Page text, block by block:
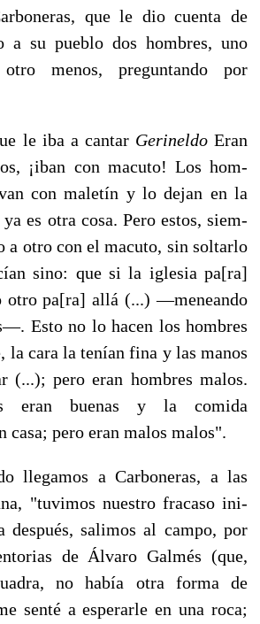
que le dio cuenta de
a su pueblo dos hombres, uno
menos, preguntando por
le iba a cantar GerineldoEran
¡iban con macuto! Los hom­
con maletín y lo dejan en la
es otra cosa. Pero estos, siem­
a otro con el macuto, sin soltarlo
sino: que si la iglesia pa[ra]
otro pa[ra] allá (...) —meneando
Esto no lo hacen los hombres
la cara la tenían fina y las manos
(...); pero eran hombres ma­los.
eran buenas y la comida
casa; pero eran malos malos".
llegamos a Carboneras, a las
"tuvimos nuestro fracaso ini­
después, salimos al campo, por
de Álvaro Galmés (que,
no había otra forma de
senté a esperarle en una roca;